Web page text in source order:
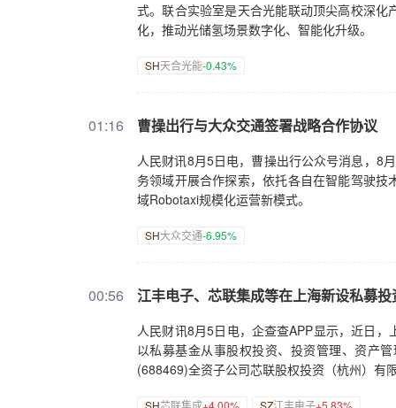
式。联合实验室是天合光能联动顶尖高校深
化，推动光储氢场景数字化、智能化升级。
SH天合光能-0.43%
01:16 曹操出行与大众交通签署战略合作协议
人民财讯8月5日电，曹操出行公众号消息，8
务领域开展合作探索，依托各自在智能驾驶
域Robotaxi规模化运营新模式。
SH大众交通-6.95%
00:56 江丰电子、芯联集成等在上海新设私募投
人民财讯8月5日电，企查查APP显示，近日
以私募基金从事股权投资、投资管理、资产
(688469)全资子公司芯联股权投资（杭州）有
SH芯联集成+4.00% SZ江丰电子+5.83%